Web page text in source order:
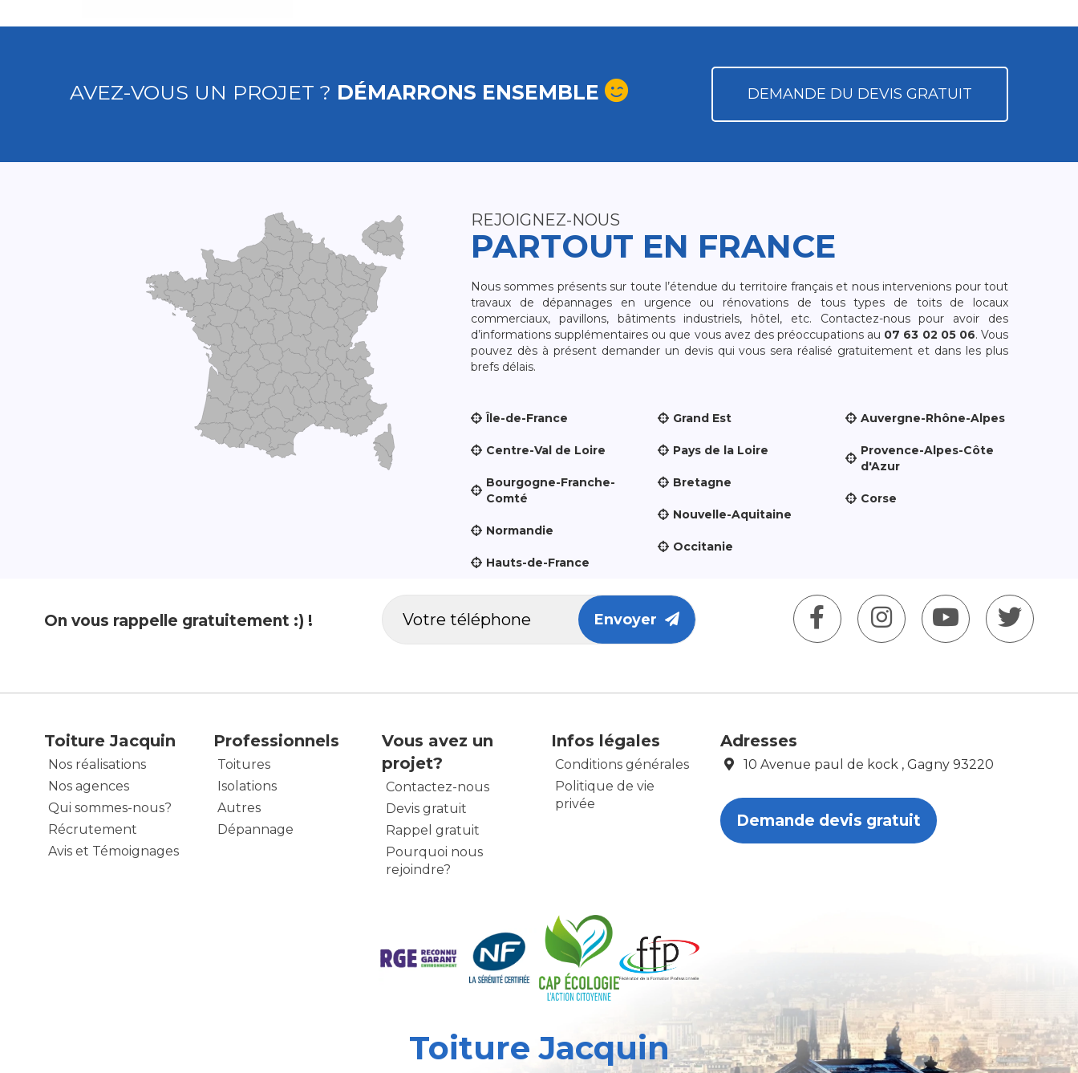
AVEZ-VOUS UN PROJET ? DÉMARRONS ENSEMBLE DEMANDE DU DEVIS GRATUIT
REJOIGNEZ-NOUS
PARTOUT EN FRANCE
Nous sommes présents sur toute l’étendue du territoire français et nous intervenions pour tout
travaux de dépannages en urgence ou rénovations de tous types de toits de locaux
commerciaux, pavillons, bâtiments industriels, hôtel, etc. Contactez-nous pour avoir des
d’informations supplémentaires ou que vous avez des préoccupations au 07 63 02 05 06. Vous
pouvez dès à présent demander un devis qui vous sera réalisé gratuitement et dans les plus
brefs délais.
Île-de-France
Centre-Val de Loire
Bourgogne-Franche-
Comté
Normandie
Hauts-de-France
Grand Est
Pays de la Loire
Bretagne
Nouvelle-Aquitaine
Occitanie
Auvergne-Rhône-Alpes
Provence-Alpes-Côte
d'Azur
Corse
On vous rappelle gratuitement :) ! Envoyer
Toiture Jacquin
Nos réalisations
Nos agences
Qui sommes-nous?
Récrutement
Avis et Témoignages
Professionnels
Toitures
Isolations
Autres
Dépannage
Vous avez un
projet?
Contactez-nous
Devis gratuit
Rappel gratuit
Pourquoi nous
rejoindre?
Infos légales
Conditions générales
Politique de vie
privée
Adresses
10 Avenue paul de kock , Gagny 93220
Demande devis gratuit
Toiture Jacquin